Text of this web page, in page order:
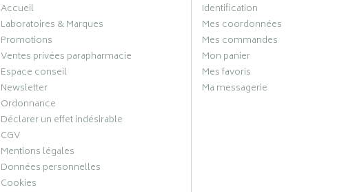
Accueil
Laboratoires & Marques
Promotions
Ventes privées parapharmacie
Espace conseil
Newsletter
Ordonnance
Déclarer un effet indésirable
CGV
Mentions légales
Données personnelles
Cookies
Identification
Mes coordonnées
Mes commandes
Mon panier
Mes favoris
Ma messagerie